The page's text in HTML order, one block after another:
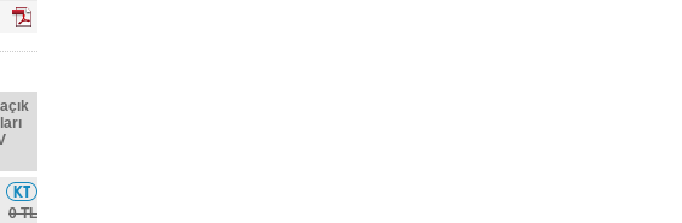
0 TL